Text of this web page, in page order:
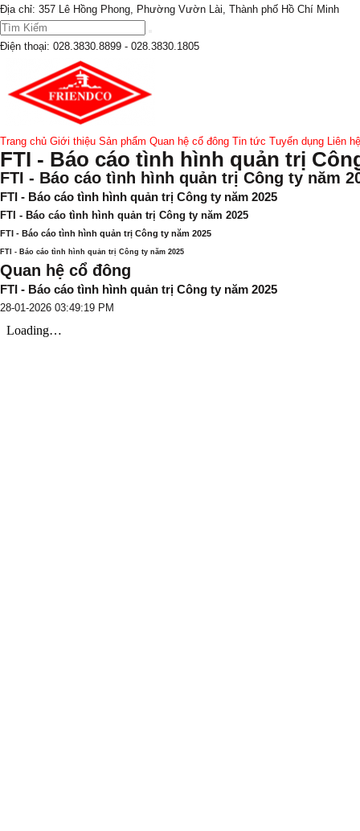
Địa chỉ: 357 Lê Hồng Phong, Phường Vườn Lài, Thành phố Hồ Chí Minh
Điện thoại: 028.3830.8899 - 028.3830.1805
Trang chủ Giới thiệu Sản phẩm Quan hệ cổ đông Tin tức Tuyển dụng Liên hệ
FTI - Báo cáo tình hình quản trị
FTI - Báo cáo tình hình quản trị Công ty năm
FTI - Báo cáo tình hình quản trị Công ty năm 2025
FTI - Báo cáo tình hình quản trị Công ty năm 2025
FTI - Báo cáo tình hình quản trị Công ty năm 2025
FTI - Báo cáo tình hình quản trị Công ty năm 2025
Quan hệ cổ đông
FTI - Báo cáo tình hình quản trị Công ty năm 2025
28-01-2026 03:49:19 PM